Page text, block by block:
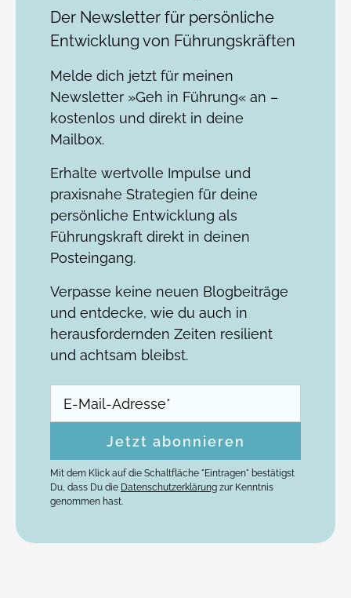
Der Newsletter für persönliche
Entwicklung von Führungskräften
Melde dich jetzt für meinen
Newsletter »Geh in Führung« an –
kostenlos und direkt in deine
Mailbox.
Erhalte wertvolle Impulse und
praxisnahe Strategien für deine
persönliche Entwicklung als
Führungskraft direkt in deinen
Posteingang.
Verpasse keine neuen Blogbeiträge
und entdecke, wie du auch in
herausfordernden Zeiten resilient
und achtsam bleibst.
Mit dem Klick auf die Schaltfläche "Eintragen" bestätigst
Du, dass Du die Datenschutzerklärung zur Kenntnis
genommen hast.